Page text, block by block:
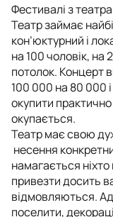
Фестивалі з
Театр займає
кон’юктурний і
на 100 чоловік,
потолок. Концерт
100 000 на 80 000
окупити практично
окупається.
Театр має свою
несення
намагається
привезти досить
відмовляються.
поселити,